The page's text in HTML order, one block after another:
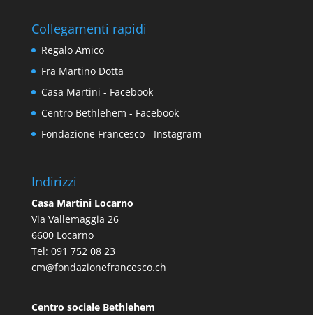
Collegamenti rapidi
Regalo Amico
Fra Martino Dotta
Casa Martini - Facebook
Centro Bethlehem - Facebook
Fondazione Francesco - Instagram
Indirizzi
Casa Martini Locarno
Via Vallemaggia 26
6600 Locarno
Tel: 091 752 08 23
cm@fondazionefrancesco.ch
Centro sociale Bethlehem